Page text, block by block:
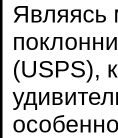
Являясь
(USPS),